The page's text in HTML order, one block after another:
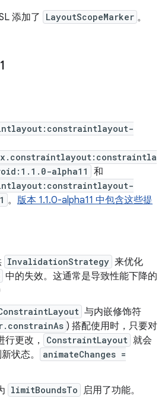
添加了
LayoutScopeMarker 。
alpha11
和
。 版本 1.1.0-alpha11 中包含这些提
InvalidationStrategy 来优化
中的失效。这通常是导致性能下降的
与内嵌修饰符
) 搭配使用时，只要对
行更改，
ConstraintLayout 就会
状态。
animateChanges =
limitBoundsTo 启用了功能。